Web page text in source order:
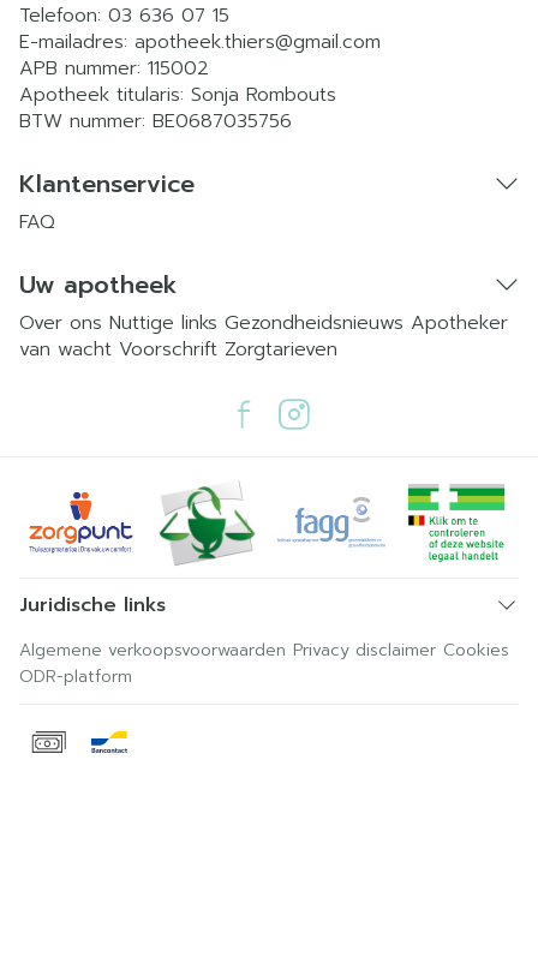
Telefoon: 03 636 07 15
E-mailadres: apotheek.thiers@gmail.com
APB nummer: 115002
Apotheek titularis: Sonja Rombouts
BTW nummer: BE0687035756
Klantenservice
FAQ
Uw apotheek
Over ons Nuttige links Gezondheidsnieuws Apotheker
van wacht Voorschrift Zorgtarieven
Juridische links
Algemene verkoopsvoorwaarden Privacy disclaimer Cookies
ODR-platform